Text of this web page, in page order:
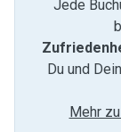
Jede
Du und
Mehr